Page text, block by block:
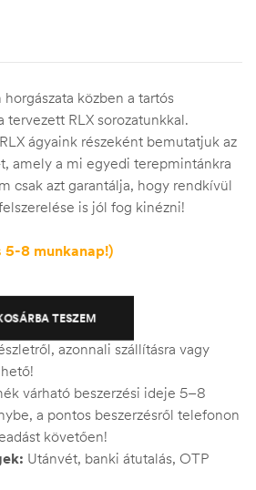
közben a tartós
tervezett RLX sorozatunkkal.
ágyaink részeként bemutatjuk az
amely a mi egyedi terepmintánkra
csak azt garantálja, hogy rendkívül
is jól fog kinézni!
5-8 munkanap!)
KOSÁRBA TESZEM
azonnali szállításra vagy
várható beszerzési ideje 5–8
a pontos beszerzésről telefonon
követően!
Utánvét, banki átutalás, OTP